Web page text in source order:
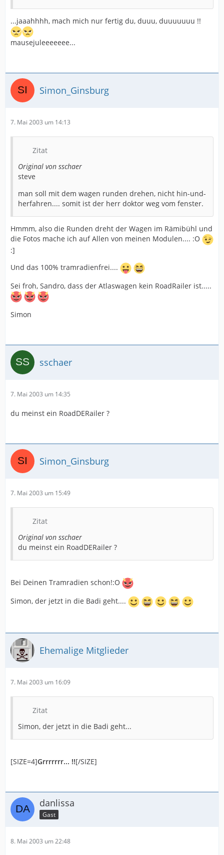
...jaaahhhh, mach mich nur fertig du, duuu, duuuuuuu !!
mausejuleeeeeee...
Simon_Ginsburg
7. Mai 2003 um 14:13
Zitat
Original von sschaer
steve
man soll mit dem wagen runden drehen, nicht hin-und-
herfahren.... somit ist der herr doktor weg vom fenster.
Hmmm, also die Runden dreht der Wagen im Rämibühl und
die Fotos mache ich auf Allen von meinen Modulen.... :O
:]
Und das 100% tramradienfrei....
Sei froh, Sandro, dass der Atlaswagen kein RoadRailer ist.....
Simon
sschaer
7. Mai 2003 um 14:35
du meinst ein RoadDERailer ?
Simon_Ginsburg
7. Mai 2003 um 15:49
Zitat
Original von sschaer
du meinst ein RoadDERailer ?
Bei Deinen Tramradien schon!:O
Simon, der jetzt in die Badi geht....
Ehemalige Mitglieder
7. Mai 2003 um 16:09
Zitat
Simon, der jetzt in die Badi geht...
[SIZE=4]Grrrrrrr... !![/SIZE]
danlissa
Gast
8. Mai 2003 um 22:48